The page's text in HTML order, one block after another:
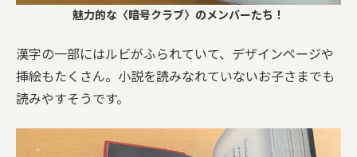
魅力的な〈暗号クラブ〉のメンバーたち！
漢字の一部にはルビがふられていて、デザインページや
挿絵もたくさん。小説を読みなれていないお子さまでも
読みやすそうです。